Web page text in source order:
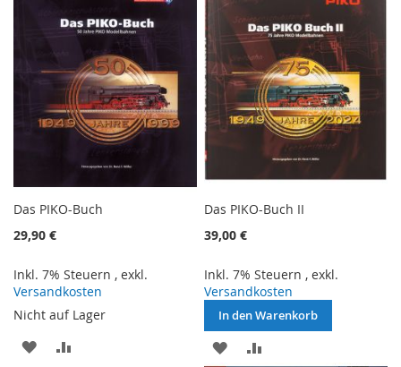
HINZUFÜGEN
HINZUFÜGENHINZUFÜGEN
Das PIKO-Buch
29,90 €
Inkl. 7% Steuern , exkl.
Versandkosten
Nicht auf Lager
ZUR
Das PIKO-Buch II
39,00 €
Inkl. 7% Steuern ,exkl.
Versandkosten
In den Warenkorb
ZUR